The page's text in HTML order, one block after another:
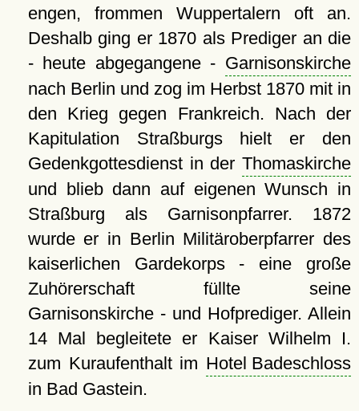
engen, frommen Wuppertalern oft an.
Deshalb ging er 1870 als Prediger an die
- heute abgegangene - Garnisonskirche
nach Berlin und zog im Herbst 1870 mit in
den Krieg gegen Frankreich. Nach der
Kapitulation Straßburgs hielt er den
Gedenkgottesdienst in der Thomaskirche
und blieb dann auf eigenen Wunsch in
Straßburg als Garnisonpfarrer. 1872
wurde er in Berlin Militäroberpfarrer des
kaiserlichen Gardekorps - eine große
Zuhörerschaft füllte seine
Garnisonskirche - und Hofprediger. Allein
14 Mal begleitete er Kaiser Wilhelm I.
zum Kuraufenthalt im Hotel Badeschloss
in Bad Gastein.